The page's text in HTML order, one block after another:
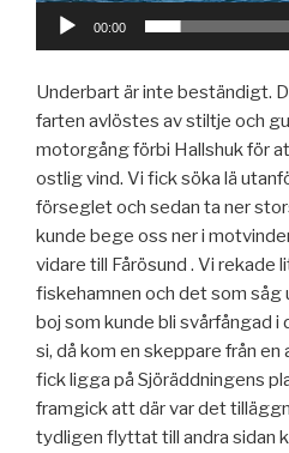
00:00
Underbart är inte beständigt.
farten avlöstes av stiltje och
motorgång förbi Hallshuk för
ostlig vind. Vi fick söka lä
förseglet och sedan ta ner
kunde bege oss ner i
vidare till Fårösund . Vi rekade
fiskehamnen och det som såg
boj som kunde bli svårfångad i
si, då kom en skeppare från en
fick ligga på Sjöräddningens
framgick att där var det
tydligen flyttat till andra sidan